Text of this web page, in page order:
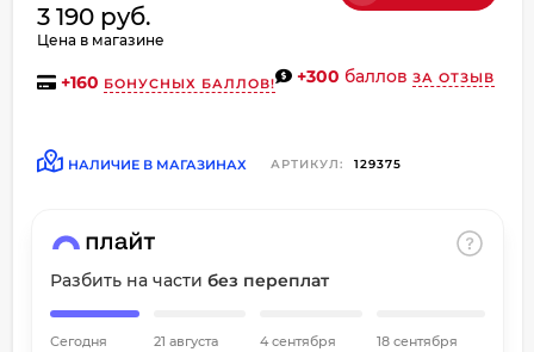
3 190 руб.
Цена в магазине
+160 БОНУСНЫХ БАЛЛОВ! +300 баллов ЗА ОТЗЫВ
НАЛИЧИЕ В МАГАЗИНАХ АРТИКУЛ: 129375
Разбить на части без переплат
Сегодня 21 августа 4 сентября 18 сентября
Подробнее
25
2 недели
8 800 302-02-51